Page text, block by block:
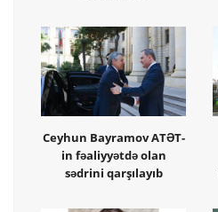
Ceyhun Bayramov ATƏT-
in fəaliyyətdə olan
sədrini qarşılayıb